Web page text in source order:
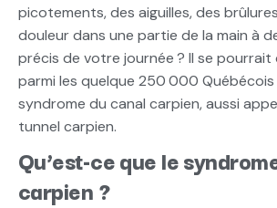
picotements, des aiguilles, des
douleur dans une partie de la main à
précis de votre journée? Il se pourrait
parmi les quelque 250000 Québécois
syndrome du canal carpien, aussi
tunnel carpien.
Qu’est-ce que le
carpien?